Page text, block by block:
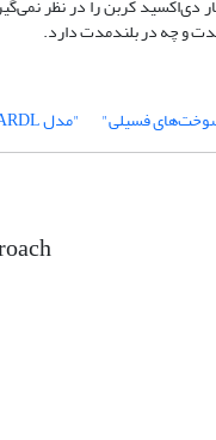
و چه در بلندمدت دارد.
فسیلی" "مدل ARDL"